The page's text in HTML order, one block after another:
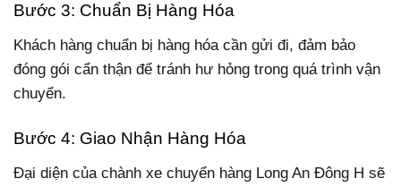
Bước 3: Chuẩn Bị Hàng Hóa
Khách hàng chuẩn bị hàng hóa cần gửi đi, đảm bảo
đóng gói cẩn thận để tránh hư hỏng trong quá trình vận
chuyển.
Bước 4: Giao Nhận Hàng Hóa
Đại diện của chành xe chuyển hàng Long An Đông H sẽ